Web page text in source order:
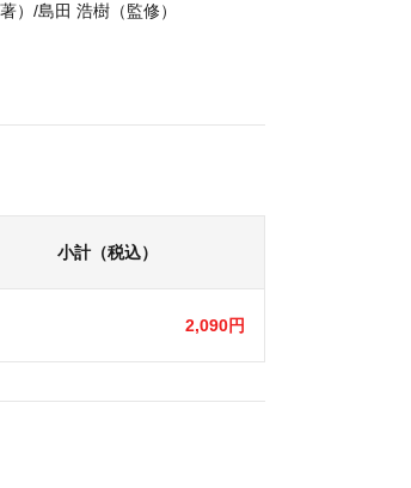
）/島田 浩樹（監修）
小計（税込）
2,090円